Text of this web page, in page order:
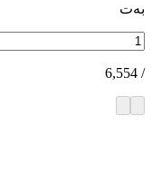
بەت
/
6,554